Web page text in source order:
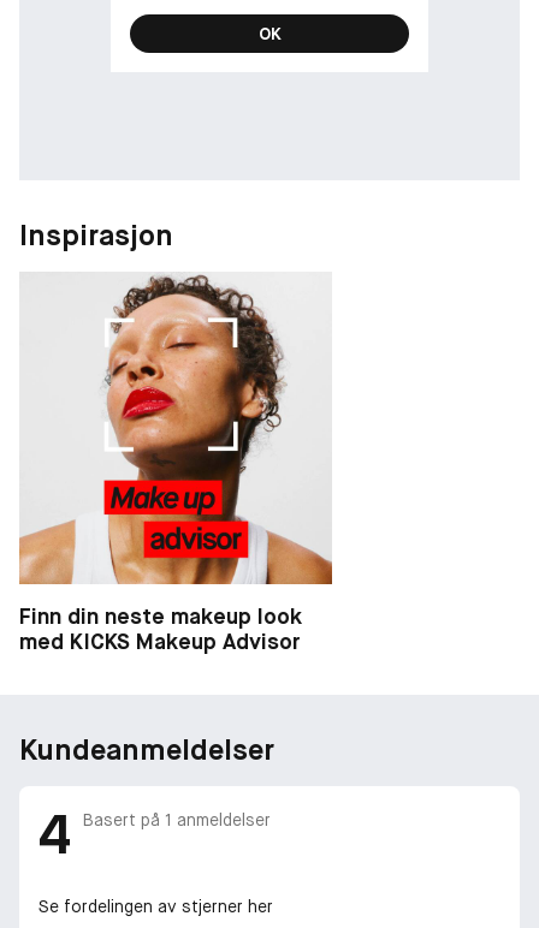
OK
Inspirasjon
Finn din neste makeup look
med KICKS Makeup Advisor
Kundeanmeldelser
4 Basert på 1 anmeldelser
Se fordelingen av stjerner her